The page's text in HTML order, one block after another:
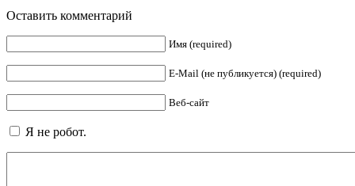
Оставить комментарий
Имя (required)
E-Mail (не публикуется) (required)
Веб-сайт
Я не робот.